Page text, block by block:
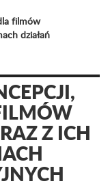
filmów
działań
Z ICH